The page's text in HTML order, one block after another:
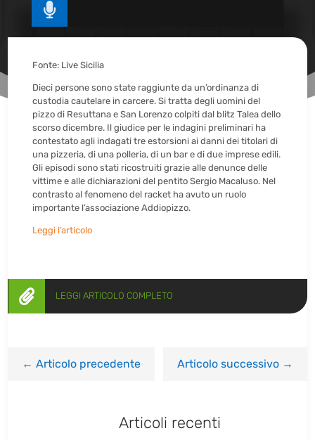

Fonte: Live Sicilia
Dieci persone sono state raggiunte da un’ordinanza di
custodia cautelare in carcere. Si tratta degli uomini del
pizzo di Resuttana e San Lorenzo colpiti dal blitz Talea dello
scorso dicembre. Il giudice per le indagini preliminari ha
contestato agli indagati tre estorsioni ai danni dei titolari di
una pizzeria, di una polleria, di un bar e di due imprese edili.
Gli episodi sono stati ricostruiti grazie alle denunce delle
vittime e alle dichiarazioni del pentito Sergio Macaluso. Nel
contrasto al fenomeno del racket ha avuto un ruolo
importante l’associazione Addiopizzo.
Leggi l’articolo
 LEGGI ARTICOLO COMPLETO
←Articolo precedente Articolo successivo→
Articoli recenti